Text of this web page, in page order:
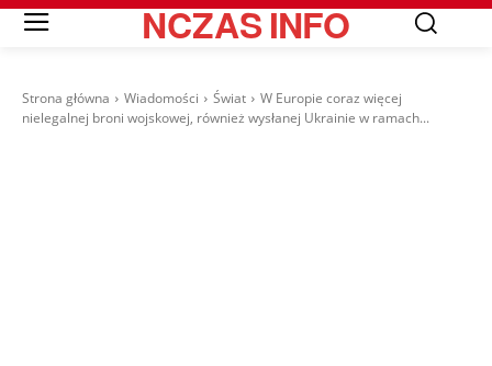
NCZASINFO
Strona główna Wiadomości Świat
W Europie coraz więcej
nielegalnej broni wojskowej, również wysłanej Ukrainie w ramach...